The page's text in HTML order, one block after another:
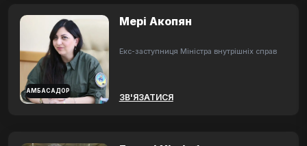
АМБАСАДОР
Мері Акопян
Екс-заступниця Міністра внутрішніх справ
ЗВ'ЯЗАТИСЯ